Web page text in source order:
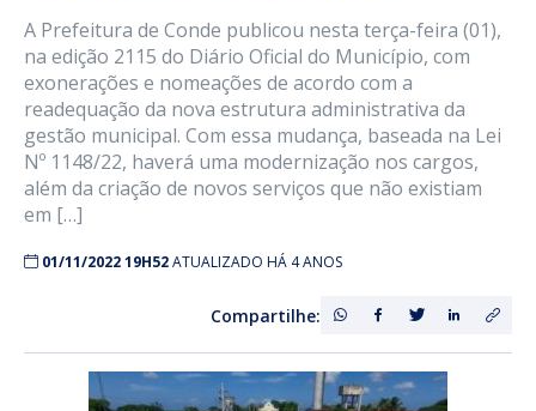
A Prefeitura de Conde publicou nesta terça-feira (01),
na edição 2115 do Diário Oficial do Município, com
exonerações e nomeações de acordo com a
readequação da nova estrutura administrativa da
gestão municipal. Com essa mudança, baseada na Lei
Nº 1148/22, haverá uma modernização nos cargos,
além da criação de novos serviços que não existiam
em […]
01/11/2022 19H52ATUALIZADO HÁ 4 ANOS
Compartilhe: